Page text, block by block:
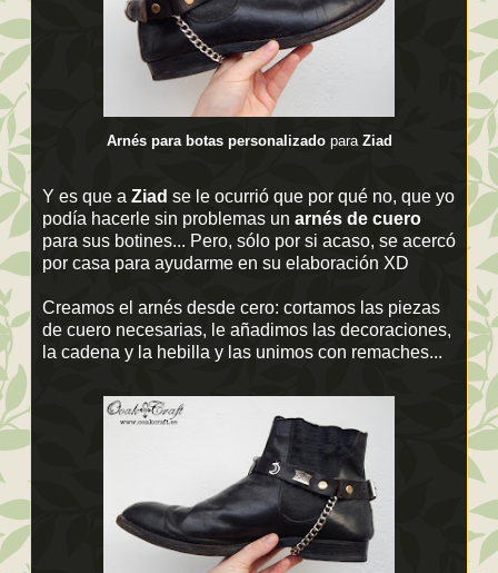
Arnés para botas personalizadopara Ziad
Y es que a Ziad se le ocurrió que por qué no, que yo
podía hacerle sin problemas un arnés de cuero
para sus botines... Pero, sólo por si acaso, se acercó
por casa para ayudarme en su elaboración XD
Creamos el arnés desde cero: cortamos las piezas
de cuero necesarias, le añadimos las decoraciones,
la cadena y la hebilla y las unimos con remaches...